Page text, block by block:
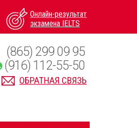
Онлайн-результат
экзамена IELTS
ОБРАТНАЯ СВЯЗЬ
(865) 299 09 95
(916) 112-55-50